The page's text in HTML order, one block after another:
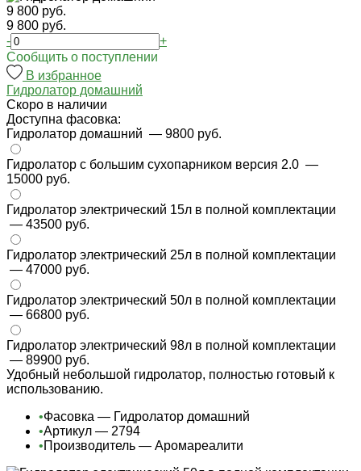
9 800 руб.
9 800 руб.
-
+
Cообщить о поступлении
В избранное
Гидролатор домашний
Cкоро в наличии
Доступна фасовка:
Гидролатор домашний — 9800 руб.
Гидролатор с большим сухопарником версия 2.0 —
15000 руб.
Гидролатор электрический 15л в полной комплектации
— 43500 руб.
Гидролатор электрический 25л в полной комплектации
— 47000 руб.
Гидролатор электрический 50л в полной комплектации
— 66800 руб.
Гидролатор электрический 98л в полной комплектации
— 89900 руб.
Удобный небольшой гидролатор, полностью готовый к
использованию.
•Фасовка — Гидролатор домашний
•Артикул — 2794
•Производитель — Аромареалити